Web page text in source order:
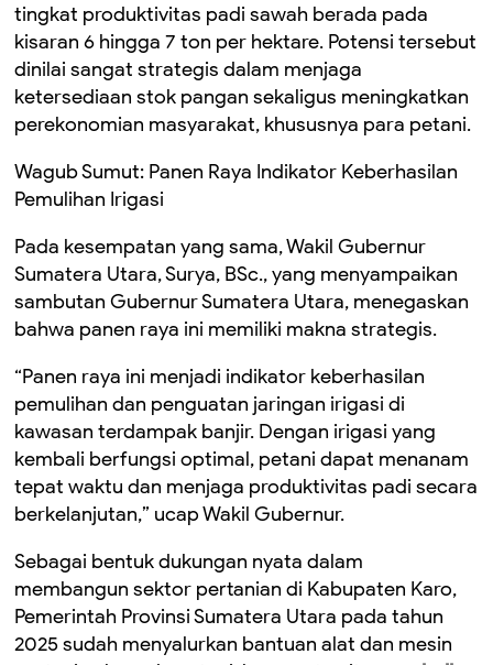
tingkat produktivitas padi sawah berada pada
kisaran 6 hingga 7 ton per hektare. Potensi tersebut
dinilai sangat strategis dalam menjaga
ketersediaan stok pangan sekaligus meningkatkan
perekonomian masyarakat, khususnya para petani.
Wagub Sumut: Panen Raya Indikator Keberhasilan
Pemulihan Irigasi
Pada kesempatan yang sama, Wakil Gubernur
Sumatera Utara, Surya, BSc., yang menyampaikan
sambutan Gubernur Sumatera Utara, menegaskan
bahwa panen raya ini memiliki makna strategis.
“Panen raya ini menjadi indikator keberhasilan
pemulihan dan penguatan jaringan irigasi di
kawasan terdampak banjir. Dengan irigasi yang
kembali berfungsi optimal, petani dapat menanam
tepat waktu dan menjaga produktivitas padi secara
berkelanjutan,” ucap Wakil Gubernur.
Sebagai bentuk dukungan nyata dalam
membangun sektor pertanian di Kabupaten Karo,
Pemerintah Provinsi Sumatera Utara pada tahun
2025 sudah menyalurkan bantuan alat dan mesin